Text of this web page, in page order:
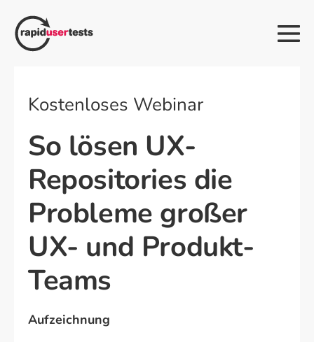
Inhalt
springen
Kostenloses Webinar
So lösen UX-
Repositories die
Probleme großer
UX- und Produkt-
Teams
Aufzeichnung